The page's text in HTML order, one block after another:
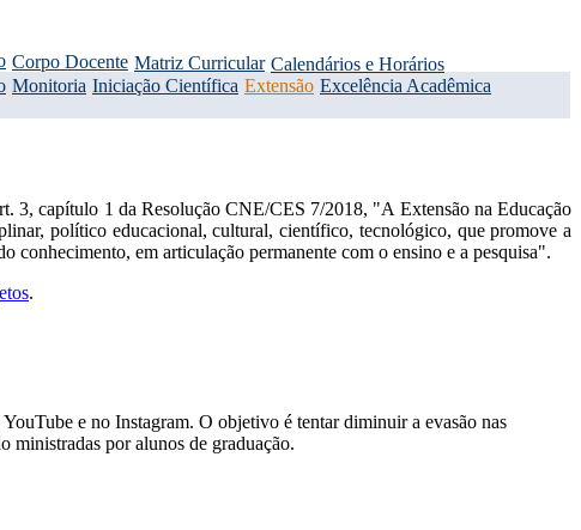
Corpo Docente Matriz Curricular Calendários e Horários
Monitoria Iniciação Científica Extensão Excelência Acadêmica
3, capítulo 1 da Resolução CNE/CES 7/2018, "A Extensão na Educação
político educacional, cultural, científico, tecnológico, que promove a
conhecimento, em articulação permanente com o ensino e a pesquisa".
.
e no Instagram. O objetivo é tentar diminuir a evasão nas
ministradas por alunos de graduação.